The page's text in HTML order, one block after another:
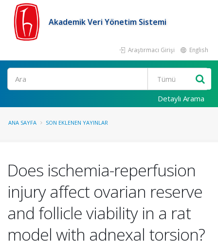
Akademik Veri Yönetim Sistemi
Araştırmacı Girişi English
Ara
Detaylı Arama
ANA SAYFA SON EKLENEN YAYINLAR
Does ischemia-reperfusion
injury affect ovarian reserve
and follicle viability in a rat
model with adnexal torsion?